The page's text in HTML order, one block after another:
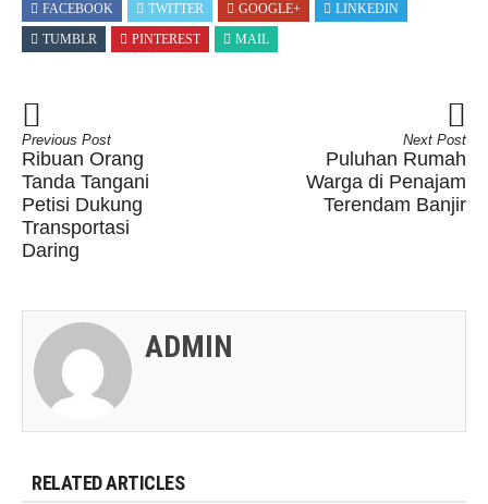
FACEBOOK TWITTER GOOGLE+
LINKEDIN
TUMBLR
PINTEREST MAIL
Previous Post
Ribuan Orang
Tanda Tangani
Petisi Dukung
Transportasi
Daring
Next Post
Puluhan Rumah
Warga di Penajam
Terendam Banjir
ADMIN
RELATED ARTICLES